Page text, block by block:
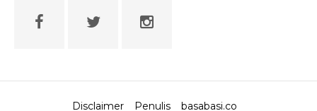
Disclaimer Penulis basabasi.co